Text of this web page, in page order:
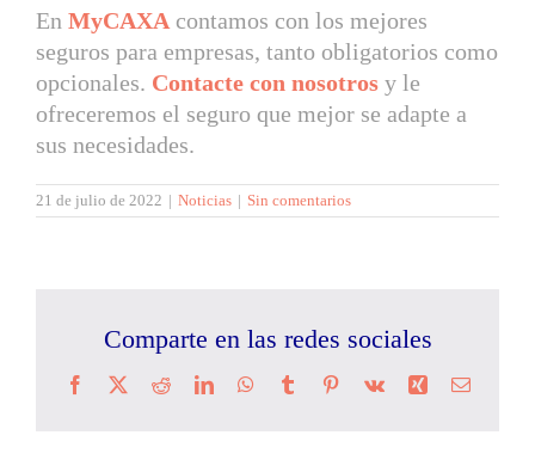
En MyCAXA contamos con los mejores
seguros para empresas, tanto obligatorios como
opcionales. Contacte con nosotros y le
ofreceremos el seguro que mejor se adapte a
sus necesidades.
21 de julio de 2022 | Noticias | Sin comentarios
Comparte en las redes sociales
Facebook
X RedditLinkedInWhatsApp
TumblrPinterest
Vk Xing Correo